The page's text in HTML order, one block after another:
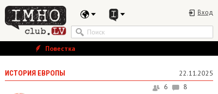
Вход
Повестка
ИСТОРИЯ ЕВРОПЫ 22.11.2025
6
8